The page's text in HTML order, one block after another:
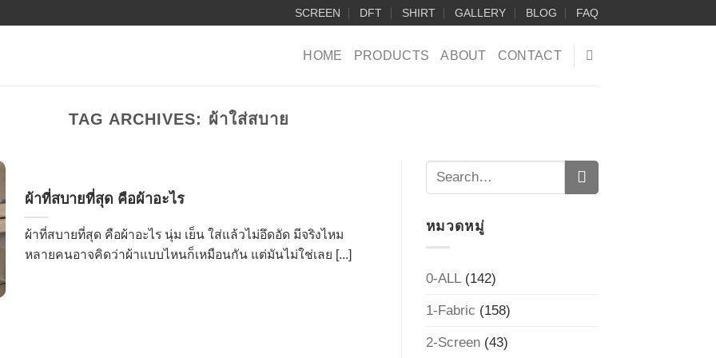
SCREEN DFT SHIRT GALLERY BLOG FAQ
HOME PRODUCTS ABOUT CONTACT
TAG ARCHIVES: ผ้าใส่สบาย
ผ้าที่สบายที่สุด คือผ้าอะไร
ผ้าที่สบายที่สุด คือผ้าอะไร นุ่ม เย็น ใส่แล้วไม่อึดอัด มีจริงไหม
หลายคนอาจคิดว่าผ้าแบบไหนก็เหมือนกัน แต่มันไม่ใช่เลย [...]
หมวดหมู่
0-ALL(142)
1-Fabric (158)
2-Screen(43)